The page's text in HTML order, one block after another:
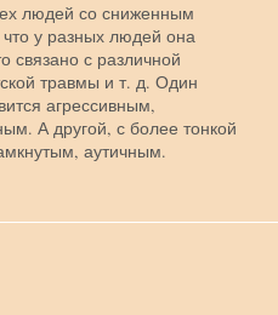
людей со сниженным
у разных людей она
с различной
травмы и т. д. Один
агрессивным,
А другой, с более тонкой
аутичным.